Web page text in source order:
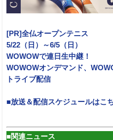
[PR]全仏オープンテニス
5/22（日）～6/5（日）
WOWOWで連日生中継！
WOWOWオンデマンド、
トライブ配信
■放送＆配信スケジュールはこ
■関連ニュース